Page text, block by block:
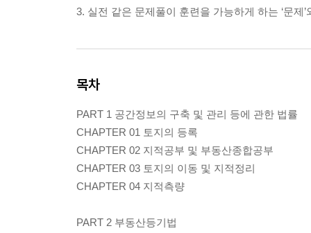
3. 실전 같은 문제풀이 훈련을 가능하게 하는 ‘문제’
목차
PART 1 공간정보의 구축 및 관리 등에 관한 법률
CHAPTER 01 토지의 등록
CHAPTER 02 지적공부 및 부동산종합공부
CHAPTER 03 토지의 이동 및 지적정리
CHAPTER 04 지적측량
PART 2 부동산등기법